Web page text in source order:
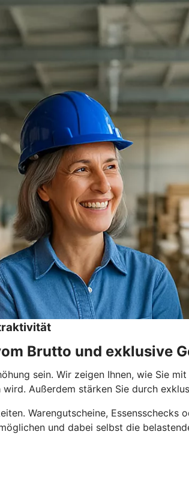
Brutto und exklusive
sein. Wir zeigen Ihnen, wie Sie
Außerdem stärken Sie durch
Warengutscheine,
und dabei selbst die